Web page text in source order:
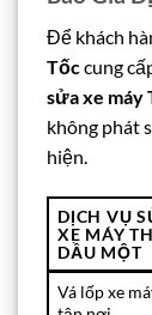
Để khách
Tốccung
sửa xe máy
không phát
hiện.
DỊCH VỤ
XE MÁY
DẦU MỘT
Vá lốp xe